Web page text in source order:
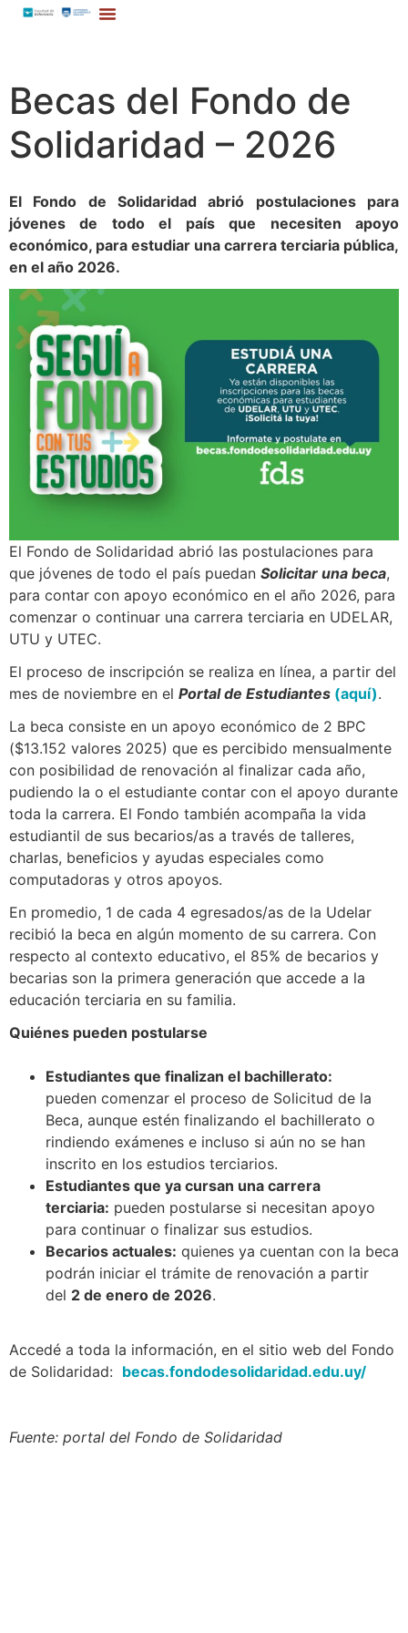
Becas del Fondo de
Solidaridad – 2026
El Fondo de Solidaridad abrió postulaciones para
jóvenes de todo el país que necesiten apoyo
económico, para estudiar una carrera terciaria pública,
en el año 2026.
El Fondo de Solidaridad abrió las postulaciones para
que jóvenes de todo el país puedan Solicitar una beca,
para contar con apoyo económico en el año 2026, para
comenzar o continuar una carrera terciaria en UDELAR,
UTU y UTEC.
El proceso de inscripción se realiza en línea, a partir del
mes de noviembre en el Portal de Estudiantes (aquí).
La beca consiste en un apoyo económico de 2 BPC
($13.152 valores 2025) que es percibido mensualmente
con posibilidad de renovación al finalizar cada año,
pudiendo la o el estudiante contar con el apoyo durante
toda la carrera. El Fondo también acompaña la vida
estudiantil de sus becarios/as a través de talleres,
charlas, beneficios y ayudas especiales como
computadoras y otros apoyos.
En promedio, 1 de cada 4 egresados/as de la Udelar
recibió la beca en algún momento de su carrera. Con
respecto al contexto educativo, el 85% de becarios y
becarias son la primera generación que accede a la
educación terciaria en su familia.
Quiénes pueden postularse
Estudiantes que finalizan el bachillerato:
pueden comenzar el proceso de Solicitud de la
Beca, aunque estén finalizando el bachillerato o
rindiendo exámenes e incluso si aún no se han
inscrito en los estudios terciarios.
Estudiantes que ya cursan una carrera
terciaria: pueden postularse si necesitan apoyo
para continuar o finalizar sus estudios.
Becarios actuales: quienes ya cuentan con la beca
podrán iniciar el trámite de renovación a partir
del 2 de enero de 2026.
Accedé a toda la información, en el sitio web del Fondo
de Solidaridad: becas.fondodesolidaridad.edu.uy/
Fuente: portal del Fondo de Solidaridad